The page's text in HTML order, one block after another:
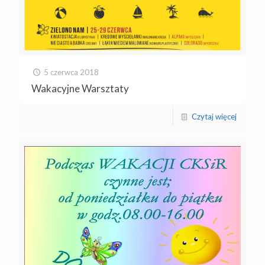
5 czerwca 2018
Wakacyjne Warsztaty
Czytaj więcej